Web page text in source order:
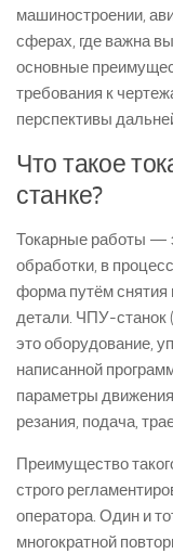
машиностроении,
сферах, где важна
основные
требования к
перспективы
Что такое
станке?
Токарные работы —
обработки, в
форма путём
детали. ЧПУ-станок
это оборудование,
написанной
параметры
резания, подача,
Преимущество
строго
оператора. Один и
многократной